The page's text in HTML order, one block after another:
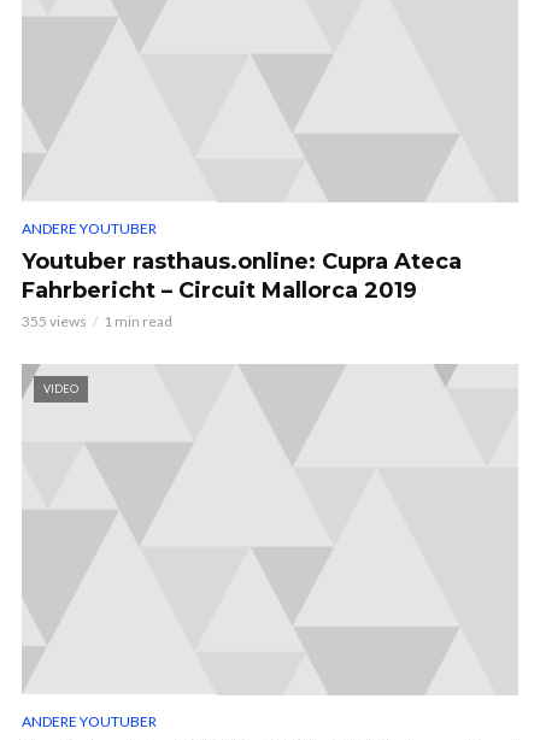
ANDERE YOUTUBER
Youtuber rasthaus.online: Cupra Ateca
Fahrbericht – Circuit Mallorca 2019
355 views 1 min read
VIDEO
ANDERE YOUTUBER